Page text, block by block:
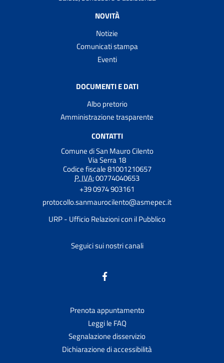
NOVITÀ
Notizie
Comunicati stampa
Eventi
DOCUMENTI E DATI
Albo pretorio
Amministrazione trasparente
CONTATTI
Comune di San Mauro Cilento
Via Serra 18
Codice fiscale 81001210657
P. IVA:00774040653
+39 0974 903161
protocollo.sanmaurocilento@asmepec.it
URP - Ufficio Relazioni con il Pubblico
Seguici sui nostri canali
Prenota appuntamento
Leggi le FAQ
Segnalazione disservizio
Dichiarazione di accessibilità